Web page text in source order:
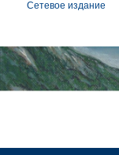
Сетевое издание